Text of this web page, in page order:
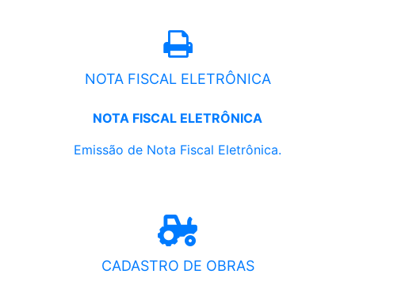
NOTA FISCAL ELETRÔNICA
NOTA FISCAL ELETRÔNICA
Emissão de Nota Fiscal Eletrônica.
CADASTRO DE OBRAS